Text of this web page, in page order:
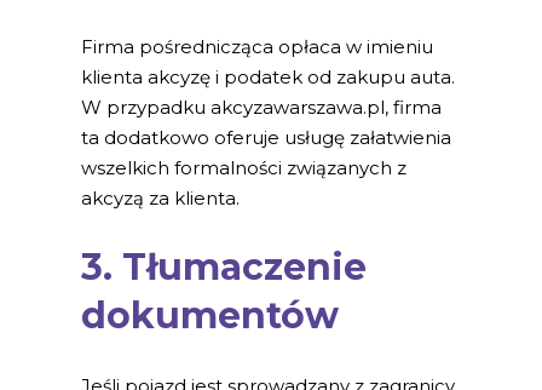
Firma pośrednicząca opłaca w imieniu
klienta akcyzę i podatek od zakupu auta.
W przypadku akcyzawarszawa.pl, firma
ta dodatkowo oferuje usługę załatwienia
wszelkich formalności związanych z
akcyzą za klienta.
3. Tłumaczenie
dokumentów